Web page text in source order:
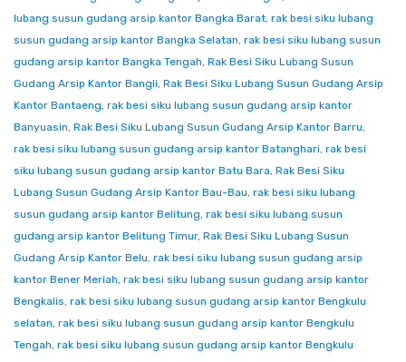
lubang susun gudang arsip kantor Bangka Barat, rak besi siku lubang
susun gudang arsip kantor Bangka Selatan, rak besi siku lubang susun
gudang arsip kantor Bangka Tengah, Rak Besi Siku Lubang Susun
Gudang Arsip Kantor Bangli, Rak Besi Siku Lubang Susun Gudang Arsip
Kantor Bantaeng, rak besi siku lubang susun gudang arsip kantor
Banyuasin, Rak Besi Siku Lubang Susun Gudang Arsip Kantor Barru,
rak besi siku lubang susun gudang arsip kantor Batanghari, rak besi
siku lubang susun gudang arsip kantor Batu Bara, Rak Besi Siku
Lubang Susun Gudang Arsip Kantor Bau-Bau, rak besi siku lubang
susun gudang arsip kantor Belitung, rak besi siku lubang susun
gudang arsip kantor Belitung Timur, Rak Besi Siku Lubang Susun
Gudang Arsip Kantor Belu, rak besi siku lubang susun gudang arsip
kantor Bener Meriah, rak besi siku lubang susun gudang arsip kantor
Bengkalis, rak besi siku lubang susun gudang arsip kantor Bengkulu
selatan, rak besi siku lubang susun gudang arsip kantor Bengkulu
Tengah, rak besi siku lubang susun gudang arsip kantor Bengkulu